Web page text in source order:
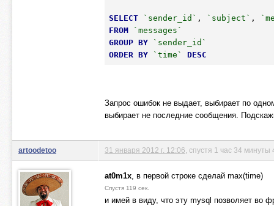
SELECT `sender_id` , `subject` ,
FROM
`messages`
GROUP BY
`sender_id`
ORDER BY `time` DESC
Запрос ошибок не выдает, выбирает по
выбирает не последние сообщения.
artoodetoo 31 января 2012 г. 12:06 , спустя 1 час 34 минуты
at0m1x, в первой строке сделай max(time)
Спустя 119 сек.
и имей в виду, что эту mysql позволяет во